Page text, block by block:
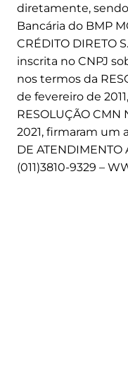
diretamente,
Bancária do BMP
CRÉDITO DIRETO
inscrita no CNPJ
nos termos da
de fevereiro de
RESOLUÇÃO CMN
2021, firmaram um
DE ATENDIMENTO
(011)3810-9329 –